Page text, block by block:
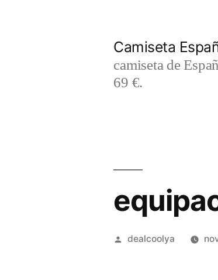
Camiseta
camiseta de
69 €.
Publicado
dealcoolya